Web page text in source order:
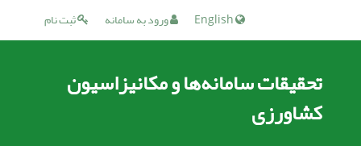
ثبت نام ورود به سامانه
تحقیقات سامانه‌ها و مکانیزاسیون
کشاورزی